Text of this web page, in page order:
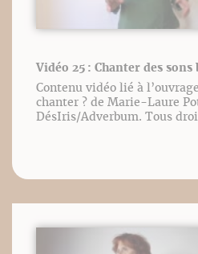
Vidéo 25 : Chanter des sons
Contenu vidéo lié à
chanter ? de Marie-Laure
DésIris/Adverbum. Tous